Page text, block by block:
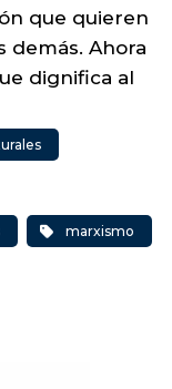
que quieren
demás. Ahora
dignifica al
marxismo